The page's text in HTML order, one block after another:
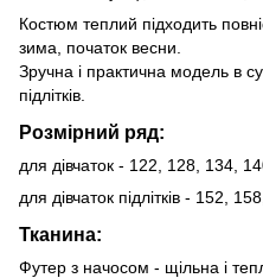
Костюм теплий підходить
зима, початок весни.
Зручна і практична модель в
підлітків.
Розмірний ряд:
для дівчаток - 122, 128, 134,
для дівчаток підлітків - 152,
Тканина:
Футер з начосом - щільна і